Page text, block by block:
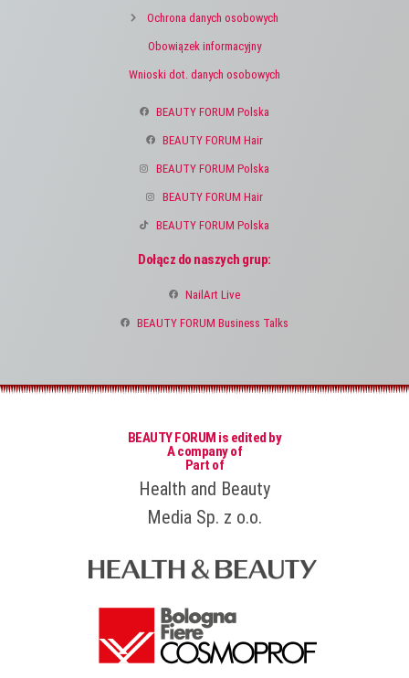
Ochrona danych osobowych
Obowiązek informacyjny
Wnioski dot. danych osobowych
BEAUTY FORUM Polska
BEAUTY FORUM Hair
BEAUTY FORUM Polska
BEAUTY FORUM Hair
BEAUTY FORUM Polska
Dołącz do naszych grup:
NailArt Live
BEAUTY FORUM Business Talks
BEAUTY FORUM is edited by
A company of
Part of
Health and Beauty
Media Sp. z o.o.